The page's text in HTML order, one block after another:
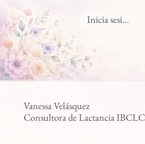
Inicia sesión
Vanessa Velásquez
Consultora de Lactancia IBCLC